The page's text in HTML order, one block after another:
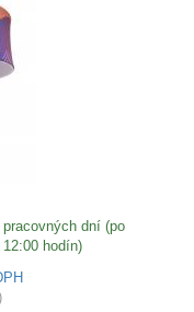
dní (po
hodín)